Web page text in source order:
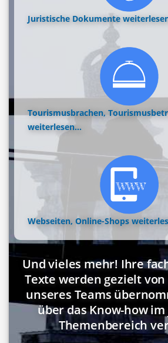
Juristische Dokumente
Tourismusbrachen,
weiterlesen...
Webseiten, Online-Shops
Und vieles mehr! Ihre
Texte werden gezielt
unseres Teams
über das Know-how
Themenbereich